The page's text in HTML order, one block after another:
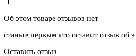
Об этом товаре отзывов нет
станьте первым кто оставит отзыв об
Оставить отзыв